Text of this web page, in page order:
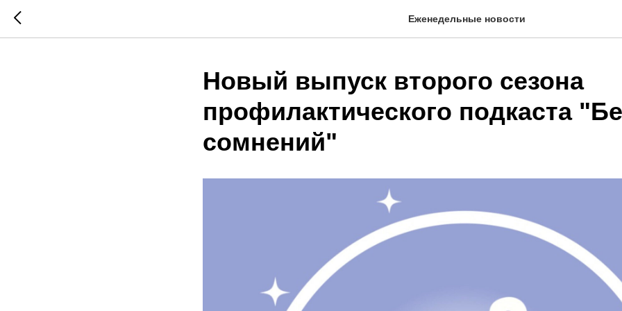
Еженедельные новости
Новый выпуск второго сезона
профилактического подкаста
сомнений"